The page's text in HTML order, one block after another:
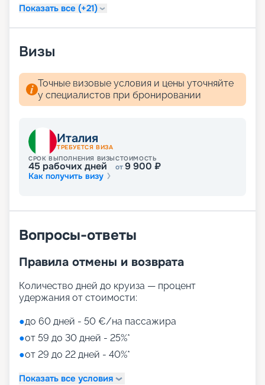
Показать все (+21)
Визы
Точные визовые условия и цены уточняйте
у специалистов при бронировании
Италия
ТРЕБУЕТСЯ ВИЗА
СРОК ВЫПОЛНЕНИЯ ВИЗЫ
45 рабочих дней
СТОИМОСТЬ
от9 900 ₽
Как получить визу
Вопросы-ответы
Правила отмены и возврата
Количество дней до круиза — процент
удержания от стоимости:
●до 60 дней - 50 €/на пассажира
●от 59 до 30 дней - 25%*
●от 29 до 22 дней - 40%*
Показать все условия